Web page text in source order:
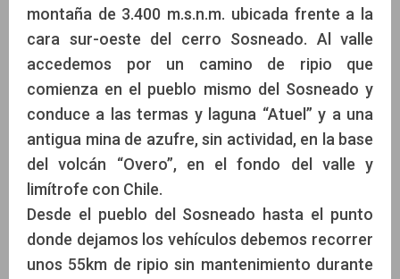
montaña de 3.400 m.s.n.m. ubicada frente a la
cara sur-oeste del cerro Sosneado. Al valle
accedemos por un camino de ripio que
comienza en el pueblo mismo del Sosneado y
conduce a las termas y laguna “Atuel” y a una
antigua mina de azufre, sin actividad, en la base
del volcán “Overo”, en el fondo del valle y
limítrofe con Chile.
Desde el pueblo del Sosneado hasta el punto
donde dejamos los vehículos debemos recorrer
unos 55km de ripio sin mantenimiento durante